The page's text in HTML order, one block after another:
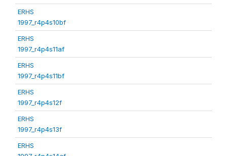
ERHS
1997_r4p4s10bf
ERHS
1997_r4p4s11af
ERHS
1997_r4p4s11bf
ERHS
1997_r4p4s12f
ERHS
1997_r4p4s13f
ERHS